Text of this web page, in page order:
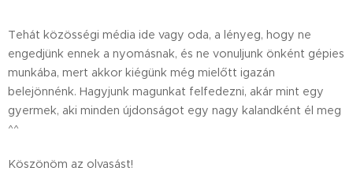
Tehát közösségi média ide vagy oda, a lényeg, hogy ne
engedjünk ennek a nyomásnak, és ne vonuljunk önként gépies
munkába, mert akkor kiégünk még mielőtt igazán
belejönnénk. Hagyjunk magunkat felfedezni, akár mint egy
gyermek, aki minden újdonságot egy nagy kalandként él meg
^^
Köszönöm az olvasást!